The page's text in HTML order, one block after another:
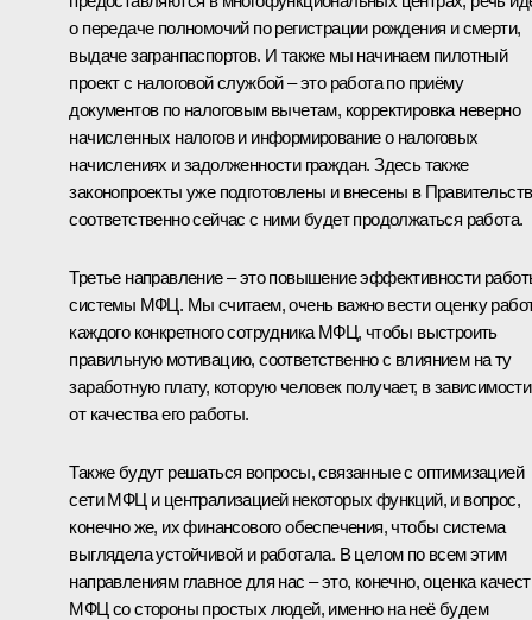
о передаче полномочий по регистрации рождения и смерти,
выдаче загранпаспортов. И также мы начинаем пилотный
проект с налоговой службой – это работа по приёму
документов по налоговым вычетам, корректировка неверно
начисленных налогов и информирование о налоговых
начислениях и задолженности граждан. Здесь также
законопроекты уже подготовлены и внесены в
соответственно сейчас с ними будет продолжаться работа.
Третье направление – это повышение эффективности
системы МФЦ. Мы считаем, очень важно вести оценку
каждого конкретного сотрудника МФЦ, чтобы выстроить
правильную мотивацию, соответственно с влиянием на ту
заработную плату, которую человек получает, в зависимости
от качества его работы.
Также будут решаться вопросы, связанные с оптимизацией
сети МФЦ и централизацией некоторых функций, и вопрос,
конечно же, их финансового обеспечения, чтобы система
выглядела устойчивой и работала. В целом по всем этим
направлениям главное для нас – это, конечно, оценка
МФЦ со стороны простых людей, именно на неё будем